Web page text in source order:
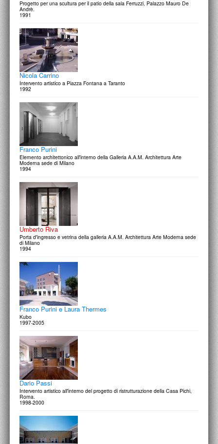
Progetto per una scultura per il patio della sala Ferruzzi, Palazzo Mauro De
Andrè.
1991
Nicola Carrino
Intervento artistico a Piazza Fontana a Taranto
1992
Franco Purini
Elemento architettonico all'interno della Galleria A.A.M. Architettura Arte
Moderna sede di Milano
1994
Umberto Riva
Porta d'ingresso e vetrina della galleria A.A.M. Architettura Arte Moderna sede
di Milano
1994
Franco Purini e Laura Thermes
Kubo
1997-2005
Dario Passi
Intervento artistico all'interno del progetto di ristrutturazione della Casa Pichi,
Roma.
1998-2000